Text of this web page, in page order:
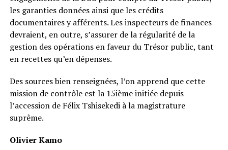
les garanties données ainsi que les crédits
documentaires y afférents. Les inspecteurs de finances
devraient, en outre, s’assurer de la régularité de la
gestion des opérations en faveur du Trésor public, tant
en recettes qu’en dépenses.
Des sources bien renseignées, l’on apprend que cette
mission de contrôle est la 15ième initiée depuis
l’accession de Félix Tshisekedi à la magistrature
suprême.
Olivier Kamo